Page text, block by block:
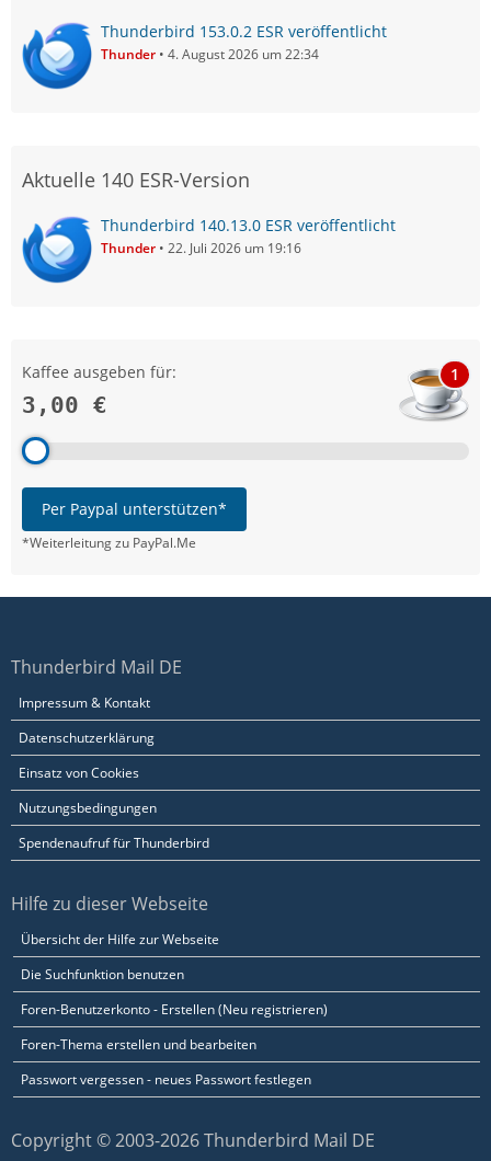
Thunderbird 153.0.2 ESR veröffentlicht
Thunder 4. August 2026 um 22:34
Aktuelle 140 ESR-Version
Thunderbird 140.13.0 ESR veröffentlicht
Thunder 22. Juli 2026 um 19:16
Kaffee ausgeben für:
3,00 €
1
Per Paypal unterstützen*
*Weiterleitung zu PayPal.Me
Thunderbird Mail DE
Impressum & Kontakt
Datenschutzerklärung
Einsatz von Cookies
Nutzungsbedingungen
Spendenaufruf für Thunderbird
Hilfe zu dieser Webseite
Übersicht der Hilfe zur Webseite
Die Suchfunktion benutzen
Foren-Benutzerkonto - Erstellen (Neu registrieren)
Foren-Thema erstellen und bearbeiten
Passwort vergessen - neues Passwort festlegen
Copyright © 2003-2026 Thunderbird Mail DE